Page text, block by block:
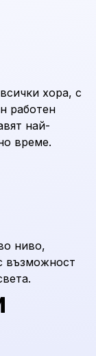
хора, с
работен
най-
време.
ниво,
възможност